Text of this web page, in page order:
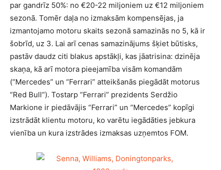
par gandrīz 50%: no €20-22 miljoniem uz €12 miljoniem
sezonā. Tomēr daļa no izmaksām kompensējas, ja
izmantojamo motoru skaits sezonā samazinās no 5, kā ir
šobrīd, uz 3. Lai arī cenas samazinājums šķiet būtisks,
pastāv daudz citi blakus apstākļi, kas jāatrisina: dzinēja
skaņa, kā arī motora pieejamība visām komandām
(“Mercedes” un “Ferrari” atteikšanās piegādāt motorus
“Red Bull“). Tostarp “Ferrari” prezidents Serdžio
Markione ir piedāvājis “Ferrari” un “Mercedes” kopīgi
izstrādāt klientu motoru, ko varētu iegādāties jebkura
vienība un kura izstrādes izmaksas uzņemtos FOM.